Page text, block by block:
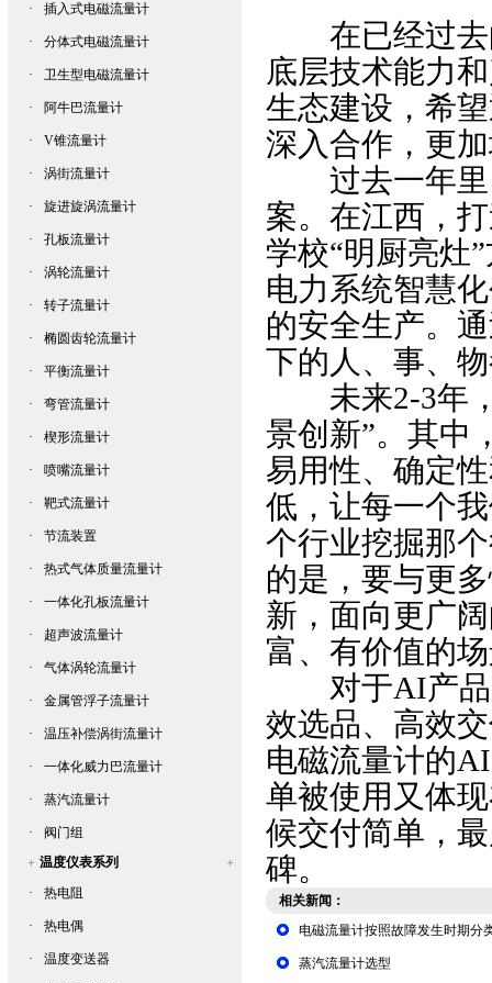
· 插入式电磁流量计
· 分体式电磁流量计
· 卫生型电磁流量计
· 阿牛巴流量计
· V锥流量计
· 涡街流量计
· 旋进旋涡流量计
· 孔板流量计
· 涡轮流量计
· 转子流量计
· 椭圆齿轮流量计
· 平衡流量计
· 弯管流量计
· 楔形流量计
· 喷嘴流量计
· 靶式流量计
· 节流装置
· 热式气体质量流量计
· 一体化孔板流量计
· 超声波流量计
· 气体涡轮流量计
· 金属管浮子流量计
· 温压补偿涡街流量计
· 一体化威力巴流量计
· 蒸汽流量计
·
阀门组
温度仪表系列
·
热电阻
· 热电偶
· 温度变送器
在已经过去
底层技术能力
生态建设，希
深入合作，更
过去一年里
案。在江西，
学校“明厨亮灶
电力系统智慧
的安全生产。
下的人、事、
未来2-3年，
景创新”。其中
易用性、确定
低，让每一个
个行业挖掘那
的是，要与更
新，面向更广
富、有价值的
对于AI产品
效选品、高效
电磁流量计的
单被使用又体
候交付简单，
碑。
相关新闻：
电磁流量计按照故障发生时期分
蒸汽流量计选型